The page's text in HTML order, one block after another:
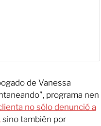
de Vanessa
programa nen
no sólo denunció a
sino también por